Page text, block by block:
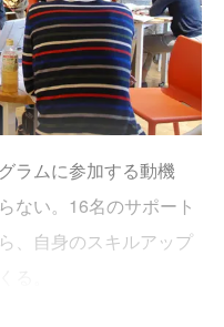
ラムに参加する動機
ない。16名のサポート
、自身のスキルアップ